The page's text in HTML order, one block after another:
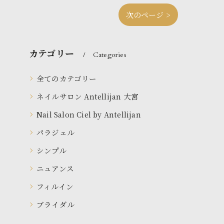
次のページ >
カテゴリー Categories
全てのカテゴリー
ネイルサロン Antellijan 大宮
Nail Salon Ciel by Antellijan
パラジェル
シンプル
ニュアンス
フィルイン
ブライダル